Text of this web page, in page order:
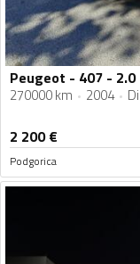
Peugeot - 407 - 2.0
270000 km 2004
2 200€
Podgorica